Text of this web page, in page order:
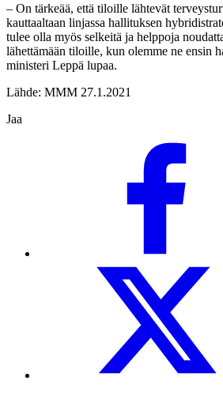
– On tärkeää, että tiloille lähtevät
kauttaaltaan linjassa hallituksen
tulee olla myös selkeitä ja helppoja
lähettämään tiloille, kun olemme ne ensin
ministeri Leppä lupaa.
Lähde: MMM 27.1.2021
Jaa